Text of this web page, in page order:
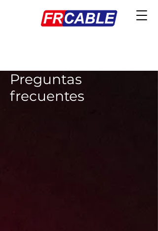
Preguntas
frecuentes